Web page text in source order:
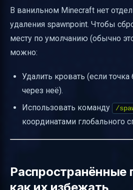
В ванильном Minecraft нет
удаления spawnpoint. Чтобы
месту по умолчанию (обычно
можно:
Удалить кровать (если
через неё).
Использовать команду
/
координатами глобального
Распространённые